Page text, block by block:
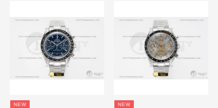
NEW NEW